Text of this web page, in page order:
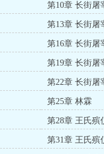
第10章 长街屠
第13章 长街屠
第16章 长街屠
第19章 长街屠
第22章 长街屠
第25章 林霖
第28章 王氏殡
第31章 王氏殡